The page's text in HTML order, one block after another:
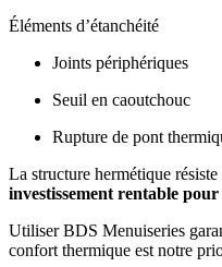
Éléments d’étanchéité
Joints périphériques
Seuil en caoutchouc
Rupture de pont
La structure hermétique
investissement rentable pour
Utiliser BDS Menuiseries
confort thermique est notre